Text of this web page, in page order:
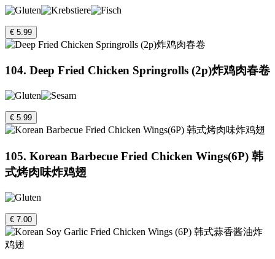
€ 5.99
104. Deep Fried Chicken Springrolls (2p)炸鸡肉春卷
€ 5.99
105. Korean Barbecue Fried Chicken Wings(6P) 韩
式烤肉味炸鸡翅
€ 7.00